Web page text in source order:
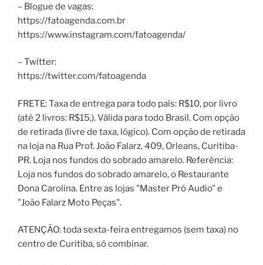
– Blogue de vagas:
https://fatoagenda.com.br
https://www.instagram.com/fatoagenda/
– Twitter:
https://twitter.com/fatoagenda
FRETE: Taxa de entrega para todo país: R$10, por livro
(até 2 livros: R$15,). Válida para todo Brasil. Com opção
de retirada (livre de taxa, lógico). Com opção de retirada
na loja na Rua Prof. João Falarz, 409, Orleans, Curitiba-
PR. Loja nos fundos do sobrado amarelo. Referência:
Loja nos fundos do sobrado amarelo, o Restaurante
Dona Carolina. Entre as lojas "Master Pró Audio" e
"João Falarz Moto Peças".
ATENÇÃO: toda sexta-feira entregamos (sem taxa) no
centro de Curitiba, só combinar.